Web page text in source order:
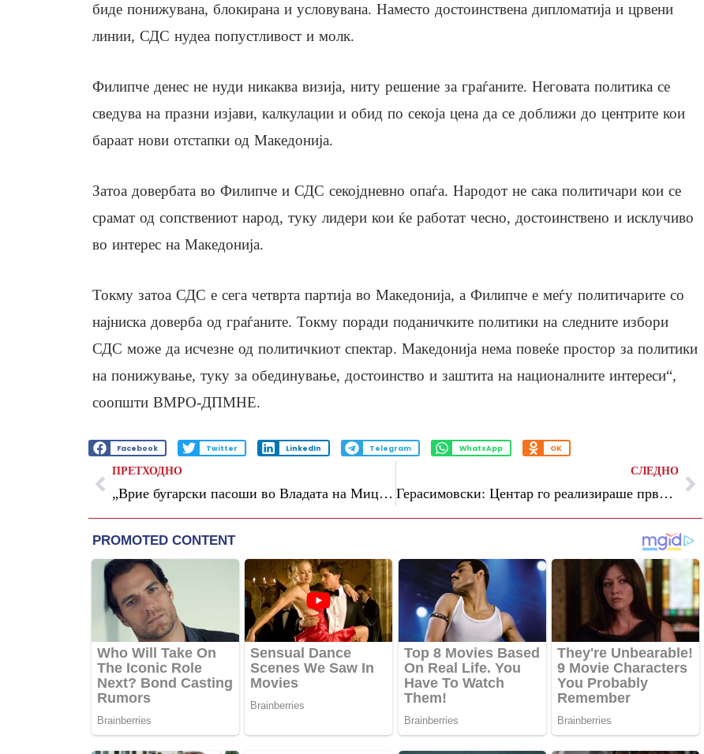
биде понижувана, блокирана и условувана. Наместо достоинствена дипломатија и црвени
линии, СДС нудеа попустливост и молк.
Филипче денес не нуди никаква визија, ниту решение за граѓаните. Неговата политика се
сведува на празни изјави, калкулации и обид по секоја цена да се доближи до центрите кои
бараат нови отстапки од Македонија.
Затоа довербата во Филипче и СДС секојдневно опаѓа. Народот не сака политичари кои се
срамат од сопствениот народ, туку лидери кои ќе работат чесно, достоинствено и исклучиво
во интерес на Македонија.
Токму затоа СДС е сега четврта партија во Македонија, а Филипче е меѓу политичарите со
најниска доверба од граѓаните. Токму поради поданичките политики на следните избори
СДС може да исчезне од политичкиот спектар. Македонија нема повеќе простор за политики
на понижување, туку за обединување, достоинство и заштита на националните интереси“,
соопшти ВМРО-ДПМНЕ.
Facebook Twitter LinkedIn Telegram WhatsApp OK
ПРЕТХОДНО
„Врие бугарски пасоши во Владата на Мицкоски – ново признание на ВМРО-ОКГ“, велат од СДСМ
СЛЕДНО
Герасимовски: Центар го реализираше првиот детски фестивал „Детелинки“, малите ѕвезди блеснаа на сцената